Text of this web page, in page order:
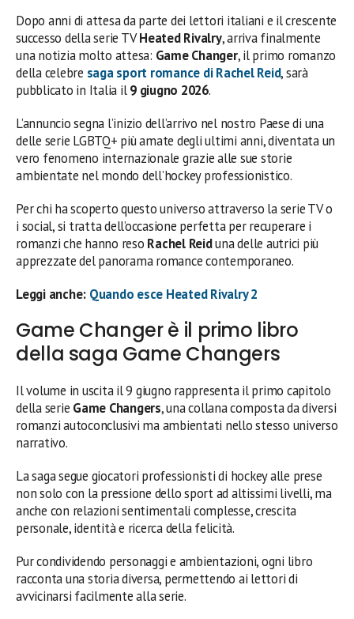
Dopo anni di attesa da parte dei lettori italiani e il crescente
successo della serie TVHeated Rivalry, arriva finalmente
una notizia molto attesa: Game Changer, il primo romanzo
della celebre saga sport romance diRachel Reid, sarà
pubblicato in Italia il9 giugno 2026.
L’annuncio segna l’inizio dell’arrivo nel nostro Paese di una
delle serie LGBTQ+ più amate degli ultimi anni, diventata un
vero fenomeno internazionale grazie alle sue storie
ambientate nel mondo dell’hockey professionistico.
Per chi ha scoperto questo universo attraverso la serie TV o
i social, si tratta dell’occasione perfetta per recuperare i
romanzi che hanno reso Rachel Reiduna delle autrici più
apprezzate del panorama romance contemporaneo.
Leggi anche: Quando esce Heated Rivalry 2
Game Changer è il primo libro
della saga Game Changers
Il volume in uscita il 9 giugno rappresenta il primo capitolo
della serie Game Changers, una collana composta da diversi
romanzi autoconclusivi ma ambientati nello stesso universo
narrativo.
La saga segue giocatori professionisti di hockey alle prese
non solo con la pressione dello sport ad altissimi livelli, ma
anche con relazioni sentimentali complesse, crescita
personale, identità e ricerca della felicità.
Pur condividendo personaggi e ambientazioni, ogni libro
racconta una storia diversa, permettendo ai lettori di
avvicinarsi facilmente alla serie.